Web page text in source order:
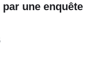
une enquête